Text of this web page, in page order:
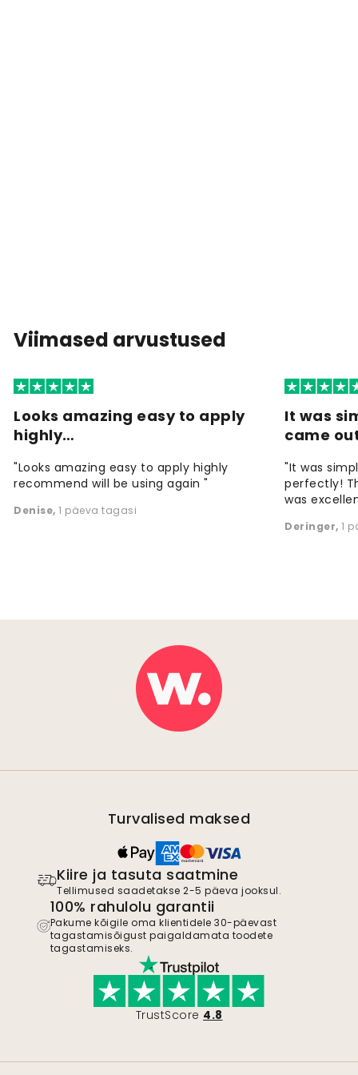
Viimased arvustused
Looks amazing easy to apply
highly…
"Looks amazing easy to apply highly
recommend will be using again "
Denise, 1 päeva tagasi
It was
came
"It was
perfectly!
was
Deringer, 1
Turvalised maksed
Kiire ja tasuta saatmine
Tellimused saadetakse 2-5 päeva jooksul.
100% rahulolu garantii
Pakume kõigile oma klientidele 30-päevast
tagastamisõigust paigaldamata toodete
tagastamiseks.
TrustScore 4.8